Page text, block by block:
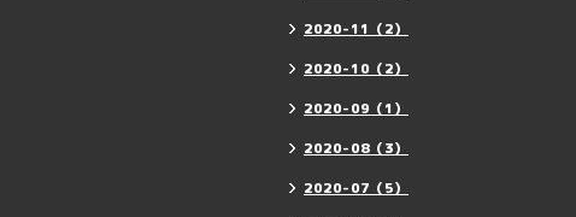
2020-11（2）
2020-10（2）
2020-09（1）
2020-08（3）
2020-07（5）